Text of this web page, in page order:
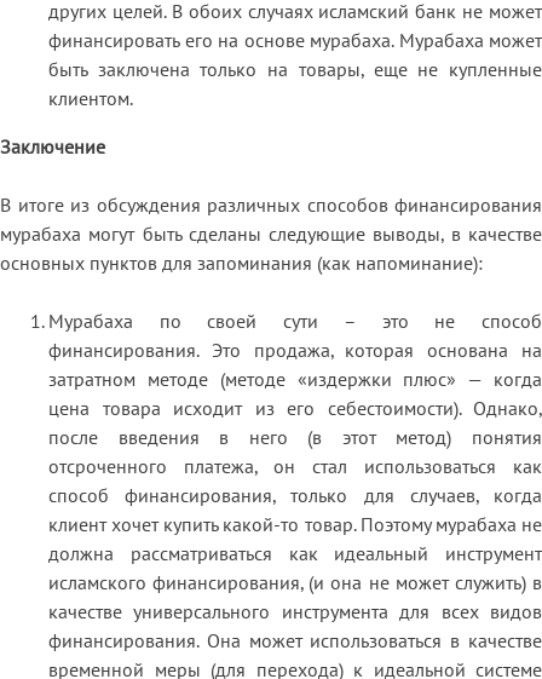
других целей. В обоих случаях исламский банк не может
финансировать его на основе мурабаха. Мурабаха может
быть заключена только на товары, еще не купленные
клиентом.
Заключение
В итоге из обсуждения различных способов финансирования
мурабаха могут быть сделаны следующие выводы, в качестве
основных пунктов для запоминания (как напоминание):
Мурабаха по своей сути – это не способ
финансирования. Это продажа, которая основана на
затратном методе (методе «издержки плюс» — когда
цена товара исходит из его себестоимости). Однако,
после введения в него (в этот метод) понятия
отсроченного платежа, он стал использоваться как
способ финансирования, только для случаев, когда
клиент хочет купить какой-то товар. Поэтому мурабаха не
должна рассматриваться как идеальный инструмент
исламского финансирования, (и она не может служить) в
качестве универсального инструмента для всех видов
финансирования. Она может использоваться в качестве
временной меры (для перехода) к идеальной системе